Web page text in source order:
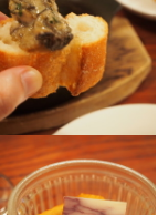
部候補としてお迎
お店を動かす面白
ー作りの中心メン
えて自由に腕を
りの中心メンバ
」という未経験の
料理人を目指して
の意欲を重視した